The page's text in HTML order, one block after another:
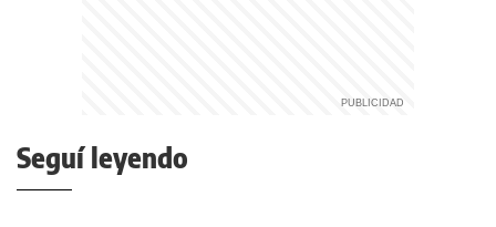
Seguí leyendo